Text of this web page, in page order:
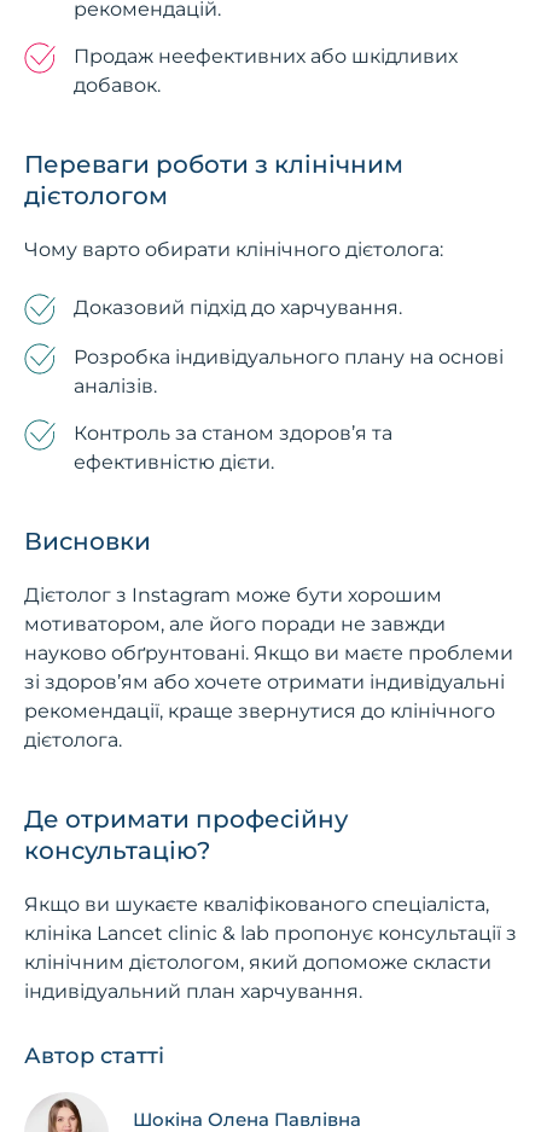
рекомендацій.
Продаж неефективних або шкідливих
добавок.
Переваги роботи з клінічним
дієтологом
Чому варто обирати клінічного дієтолога:
Доказовий підхід до харчування.
Розробка індивідуального плану на основі
аналізів.
Контроль за станом здоров’я та
ефективністю дієти.
Висновки
Дієтолог з Instagram може бути хорошим
мотиватором, але його поради не завжди
науково обґрунтовані. Якщо ви маєте проблеми
зі здоров’ям або хочете отримати індивідуальні
рекомендації, краще звернутися до клінічного
дієтолога.
Де отримати професійну
консультацію?
Якщо ви шукаєте кваліфікованого спеціаліста,
клініка Lancet clinic & lab пропонує консультації з
клінічним дієтологом, який допоможе скласти
індивідуальний план харчування.
Автор статті
Шокіна Олена Павлівна